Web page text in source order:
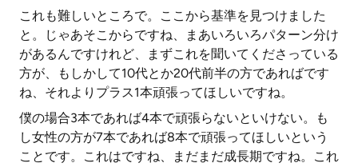
これも難しいところで。ここから基準を見つけました
と。じゃあそこからですね、まあいろいろパターン分け
があるんですけれど、まずこれを聞いてくださっている
方が、もしかして10代とか20代前半の方であればです
ね、それよりプラス1本頑張ってほしいですね。
僕の場合3本であれば4本で頑張らないといけない。も
し女性の方が7本であれば8本で頑張ってほしいという
ことです。これはですね、まだまだ成長期ですね。これ